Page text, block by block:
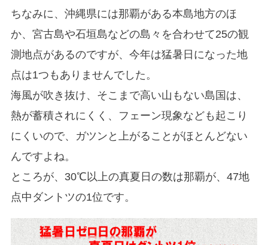
ちなみに、沖縄県には那覇がある本島地方のほ
か、宮古島や石垣島などの島々を合わせて25の観
測地点があるのですが、今年は猛暑日になった地
点は1つもありませんでした。
海風が吹き抜け、そこまで高い山もない島国は、
熱が蓄積されにくく、フェーン現象なども起こり
にくいので、ガツンと上がることがほとんどない
んですよね。
ところが、30℃以上の真夏日の数は那覇が、47地
点中ダントツの1位です。